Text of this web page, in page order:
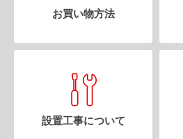
お買い物方法
設置工事について